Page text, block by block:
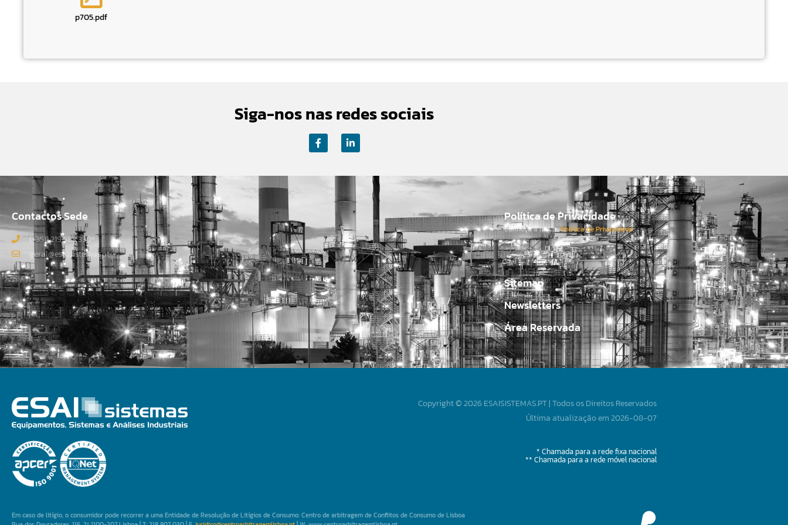
p705.pdf
Siga-nos nas redes sociais
Contactos Sede
(+351) 219 583 330*
geral@esaisistemas.pt
Política de Privacidade
Conheça a nossaPolítica de Privacidade.
Sitemap
Newsletters
Área Reservada
Copyright © 2026 ESAISISTEMAS.PT | Todos os Direitos Reservados
Última atualização em 2026-08-07
* Chamada para a rede fixa nacional
** Chamada para a rede móvel nacional
Em caso de litígio, o consumidor pode recorrer a uma Entidade de Resolução de Litígios de Consumo: Centro de arbitragem de Conflitos de Consumo de Lisboa